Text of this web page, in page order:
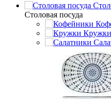
Столовая посуда
Кружки